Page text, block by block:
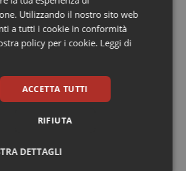
& impianti
coagulazione
seno
Caldo. Ministero: oltre 1.700 chiamate
al numero 1500 dal 22 giugno.
Proseguono monitoraggi e campagna
informativa
consegnato documento anonimo su
mascherine contraffatte in Procura.
Diffido Palazzo Chigi dal pagare 100
I e proroga antincendio per gli
Utilizzando il nostro sito web
a tutti i cookie in conformità
policy per i cookie. Leggi di
ACCETTA TUTTI
RIFIUTA
DETTAGLI